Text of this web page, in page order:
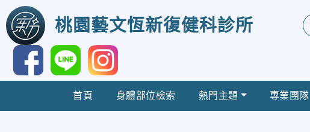
桃園藝文恆新復健科診所
首頁 身體部位檢索 熱門主題 專業團隊